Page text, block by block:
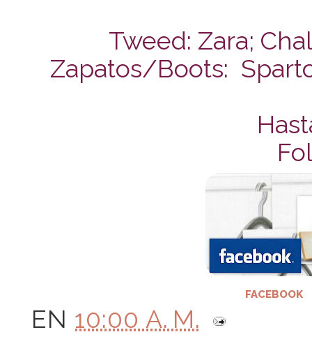
Tweed: Zara;
Zapatos/Boots:
FACEBOOK
EN 10:00 A. M.